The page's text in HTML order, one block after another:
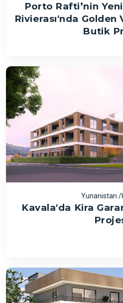
Porto Rafti’nin
Rivierası'nda Golden
Butik
Yunanistan /
Kavala'da Kira